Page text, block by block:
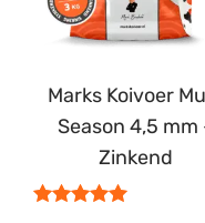
Marks Koivoer
Season 4,5 mm
Zinkend